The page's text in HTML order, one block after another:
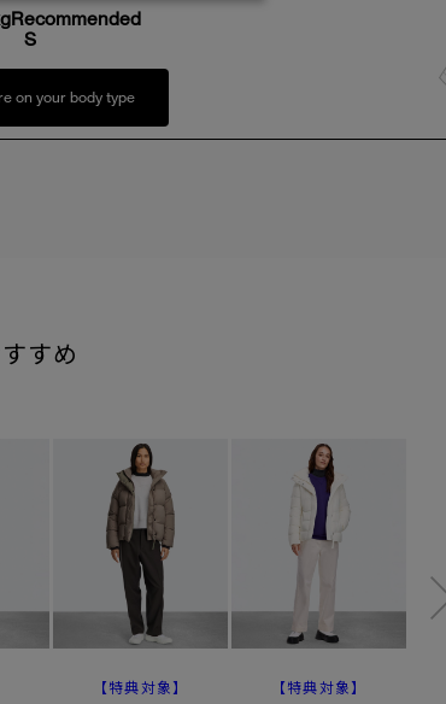
S
on your body type
すめ
【特典対象】 【特典対象】